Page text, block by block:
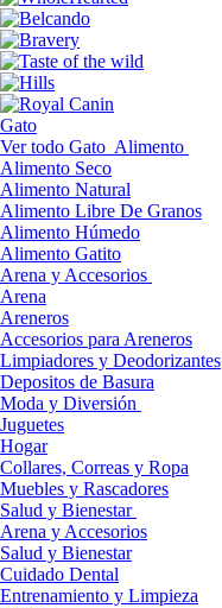
Gato
Ver todo Gato Alimento
Alimento Seco
Alimento Natural
Alimento Libre De Granos
Alimento Húmedo
Alimento Gatito
Arena y Accesorios
Arena
Areneros
Accesorios para Areneros
Limpiadores y Deodorizantes
Depositos de Basura
Moda y Diversión
Juguetes
Hogar
Collares, Correas y Ropa
Muebles y Rascadores
Salud y Bienestar
Arena y Accesorios
Salud y Bienestar
Cuidado Dental
Entrenamiento y Limpieza